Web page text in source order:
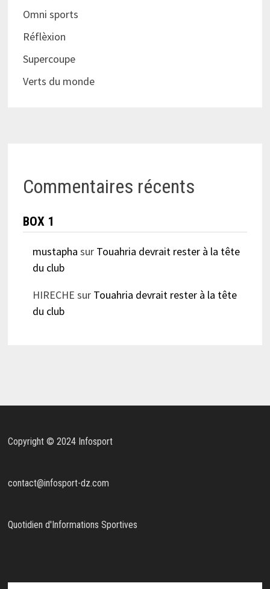
Omni sports
Réflèxion
Supercoupe
Verts du monde
Commentaires récents
BOX 1
mustapha sur Touahria devrait rester à la tête
du club
HIRECHE sur Touahria devrait rester à la tête
du club
Copyright © 2024 Infosport
contact@infosport-dz.com
Quotidien d'Informations Sportives